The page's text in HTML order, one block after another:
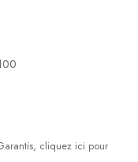
cliquez ici pour